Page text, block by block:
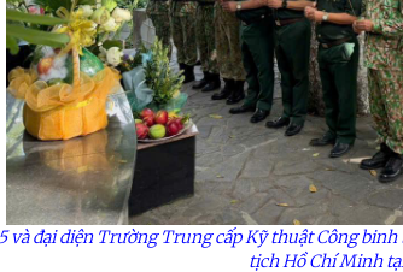
và đại diện Trường Trung cấp Kỹ thuật Công
tịch Hồ Chí Minh